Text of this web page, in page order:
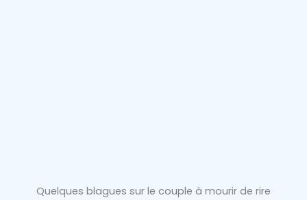
Quelques blagues sur le couple à mourir de rire